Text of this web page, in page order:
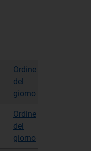
Ordine
del
giorno
Ordine
del
giorno